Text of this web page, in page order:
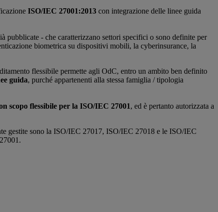
ISO/IEC 27001:2013 con integrazione delle linee guida
- che caratterizzano settori specifici o sono definite per
biometrica su dispositivi mobili, la cyberinsurance, la
flessibile permette agli OdC, entro un ambito ben definito
guida, purché appartenenti alla stessa famiglia / tipologia
scopo flessibile per la ISO/IEC 27001, ed è pertanto autorizzata a
gestite sono la ISO/IEC 27017, ISO/IEC 27018 e le ISO/IEC